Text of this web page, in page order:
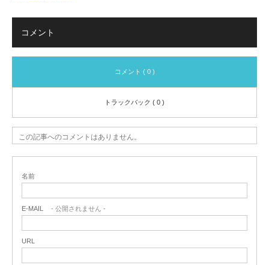
コメント
コメント ( 0 )
トラックバック ( 0 )
この記事へのコメントはありません。
名前
E-MAIL - 公開されません -
URL